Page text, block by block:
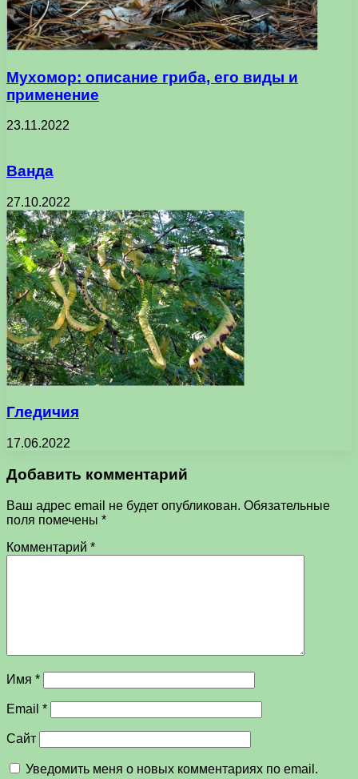
Мухомор: описание гриба, его виды и
применение
23.11.2022
Ванда
27.10.2022
Гледичия
17.06.2022
Добавить комментарий
Ваш адрес email не будет опубликован. Обязательные
поля помечены *
Комментарий *
Имя *
Email *
Сайт
Уведомить меня о новых комментариях по email.